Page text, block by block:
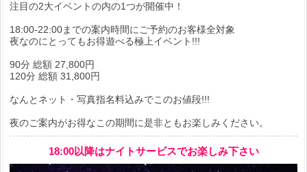
注目の2大イベントの内の1つが開催中！
18:00-22:00までの案内時間にご予約のお客様全対象
夜なのにとってもお得遊べる極上イベント!!!
90分 総額 27,800円
120分 総額 31,800円
なんとネット・写真指名料込みでこのお値段!!!
夜のご案内がお得なこの期間に是非ともお楽しみください。
18:00以降はナイトサービスでお楽しみ下さい